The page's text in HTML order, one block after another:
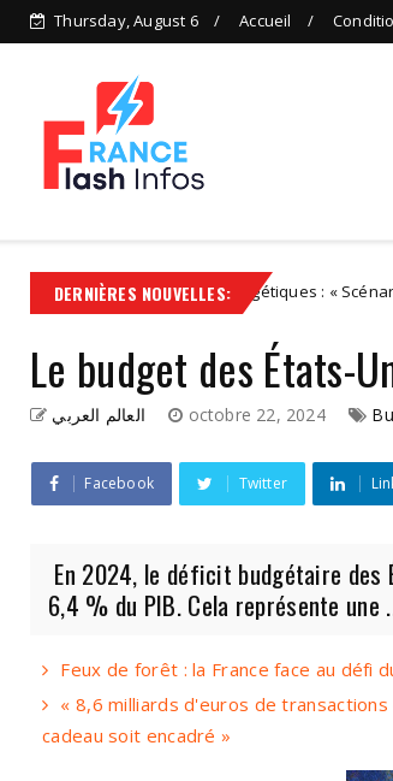
Thursday, August 6 Accueil
DERNIÈRES NOUVELLES:
Politiques énergétiques : « Scénariser sert
Le budget des États-
العالم العربي octobre 22, 2024
Facebook Twitter
En 2024, le déficit budgétaire
6,4 % du PIB. Cela représente une
Feux de forêt : la France face au défi
« 8,6 milliards d'euros de
cadeau soit encadré »